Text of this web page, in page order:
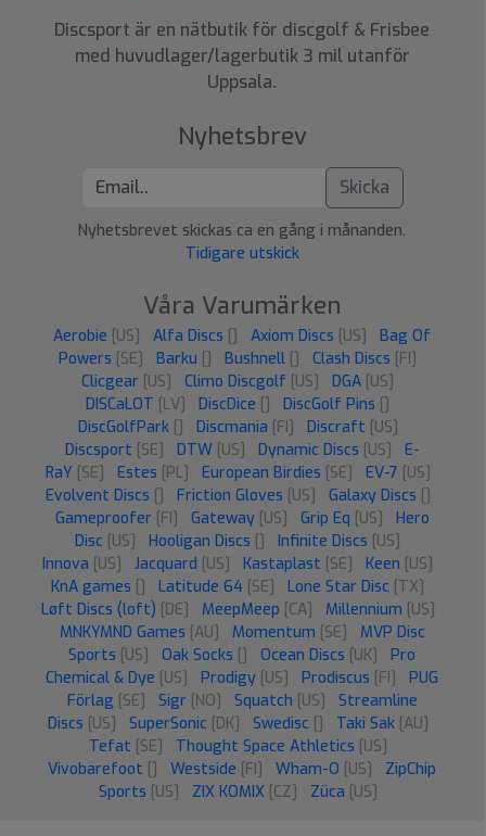
Discsport är en nätbutik för discgolf & Frisbee
med huvudlager/lagerbutik 3 mil utanför
Uppsala.
Nyhetsbrev
Skicka
Nyhetsbrevet skickas ca en gång i månanden.
Tidigare utskick
Våra Varumärken
Aerobie [US] Alfa Discs [] Axiom Discs [US]
Bag Of
Powers [SE] Barku [] Bushnell [] Clash Discs [FI]
Clicgear [US] Climo Discgolf [US] DGA [US]
DISCaLOT [LV] DiscDice [] DiscGolf Pins []
DiscGolfPark [] Discmania [FI] Discraft [US]
Discsport [SE] DTW [US] Dynamic Discs [US]
E-
RaY [SE] Estes [PL] European Birdies [SE] EV-7 [US]
Evolvent Discs [] Friction Gloves [US] Galaxy Discs []
Gameproofer [FI] Gateway [US] Grip Eq [US]
Hero
Disc [US] Hooligan Discs [] Infinite Discs [US]
Innova [US] Jacquard [US] Kastaplast [SE] Keen [US]
KnA games [] Latitude 64 [SE] Lone Star Disc [TX]
Løft Discs (loft) [DE] MeepMeep [CA] Millennium [US]
MNKYMND Games [AU] Momentum [SE]
MVP Disc
Sports [US] Oak Socks [] Ocean Discs [UK]
Pro
Chemical & Dye [US] Prodigy [US] Prodiscus [FI]
PUG
Förlag [SE] Sigr [NO] Squatch [US]
Streamline
Discs [US] SuperSonic [DK] Swedisc [] Taki Sak [AU]
Tefat [SE] Thought Space Athletics [US]
Vivobarefoot [] Westside [FI] Wham-O [US]
ZipChip
Sports [US] ZIX KOMIX [CZ] Züca [US]